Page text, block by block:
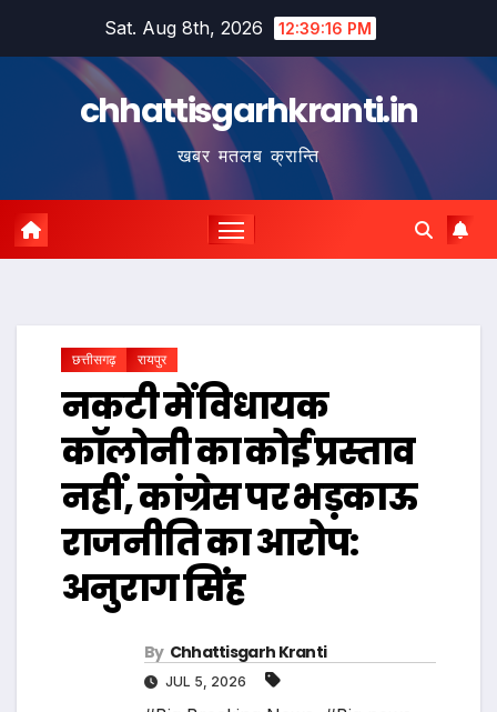
Sat. Aug 8th, 2026 12:39:16 PM
chhattisgarhkranti.in
खबर मतलब क्रान्ति
छत्तीसगढ़ रायपुर
नकटी में विधायक
कॉलोनी का कोई प्रस्ताव
नहीं, कांग्रेस पर भड़काऊ
राजनीति का आरोप:
अनुराग सिंह
By Chhattisgarh Kranti
JUL 5, 2026